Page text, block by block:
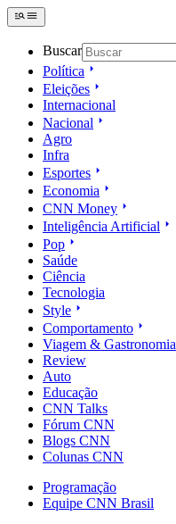
Buscar
Política
Eleições
Internacional
Nacional
Agro
Infra
Esportes
Economia
CNN Money
Inteligência Artificial
Pop
Saúde
Ciência
Tecnologia
Style
Comportamento
Viagem & Gastronomia
Review
Auto
Educação
CNN Talks
Fórum CNN
Blogs CNN
Colunas CNN
Programação
Equipe CNN Brasil